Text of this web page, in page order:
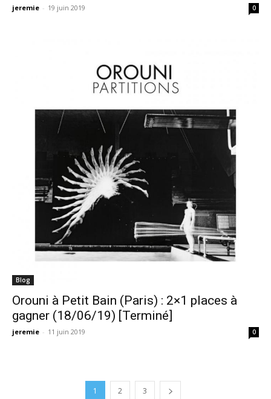
jeremie - 19 juin 2019 0
Blog
Orouni à Petit Bain (Paris) : 2×1 places à
gagner (18/06/19) [Terminé]
jeremie - 11 juin 2019 0
1 2 3